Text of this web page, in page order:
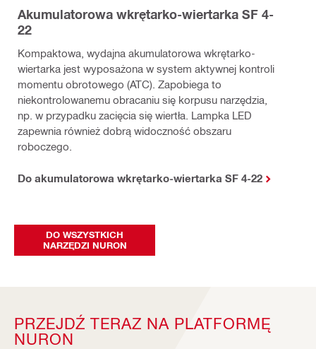
Akumulatorowa wkrętarko-wiertarka SF 4-
22
Kompaktowa, wydajna akumulatorowa wkrętarko-
wiertarka jest wyposażona w system aktywnej kontroli
momentu obrotowego (ATC). Zapobiega to
niekontrolowanemu obracaniu się korpusu narzędzia,
np. w przypadku zacięcia się wiertła. Lampka LED
zapewnia również dobrą widoczność obszaru
roboczego.
Do akumulatorowa wkrętarko-wiertarka SF 4-22
DO WSZYSTKICH
NARZĘDZI NURON
PRZEJDŹ TERAZ NA PLATFORMĘ
NURON